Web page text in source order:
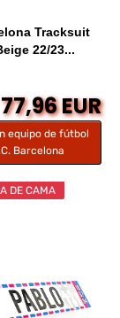
Tracksuit
22/23...
77,96 EUR
equipo de fútbol
Barcelona
DE CAMA